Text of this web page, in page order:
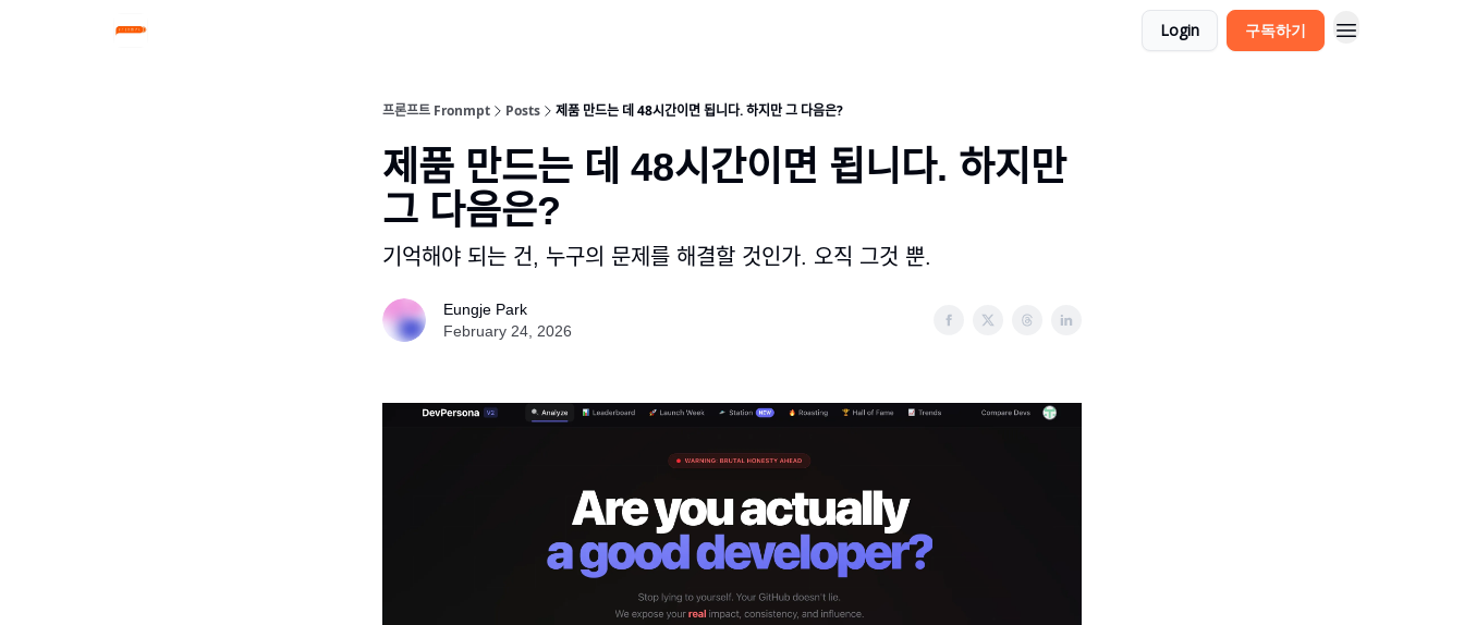
Login 구독하기
프론프트 Fronmpt Posts 제품 만드는 데 48시간이면 됩니다. 하지만 그 다음은?
제품 만드는 데 48시간이면 됩니다. 하지만
그 다음은?
기억해야 되는 건, 누구의 문제를 해결할 것인가. 오직 그것 뿐.
Eungje Park
February 24, 2026